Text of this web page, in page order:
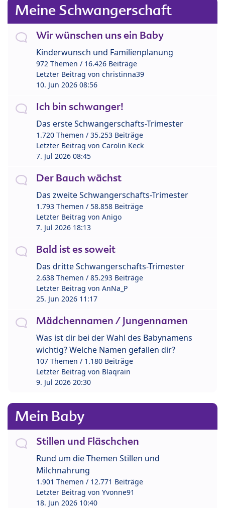
Meine Schwangerschaft
Wir wünschen uns ein Baby
Kinderwunsch und Familienplanung
972 Themen / 16.426 Beiträge
Letzter Beitrag von christinna39
10. Jun 2026 08:56
Ich bin schwanger!
Das erste Schwangerschafts-Trimester
1.720 Themen / 35.253 Beiträge
Letzter Beitrag von Carolin Keck
7. Jul 2026 08:45
Der Bauch wächst
Das zweite Schwangerschafts-Trimester
1.793 Themen / 58.858 Beiträge
Letzter Beitrag von Anigo
7. Jul 2026 18:13
Bald ist es soweit
Das dritte Schwangerschafts-Trimester
2.638 Themen / 85.293 Beiträge
Letzter Beitrag von AnNa_P
25. Jun 2026 11:17
Mädchennamen / Jungennamen
Was ist dir bei der Wahl des Babynamens
wichtig? Welche Namen gefallen dir?
107 Themen / 1.180 Beiträge
Letzter Beitrag von Blaqrain
9. Jul 2026 20:30
Mein Baby
Stillen und Fläschchen
Rund um die Themen Stillen und
Milchnahrung
1.901 Themen / 12.771 Beiträge
Letzter Beitrag von Yvonne91
18. Jun 2026 10:40